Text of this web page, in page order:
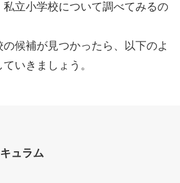
私立小学校について調べてみるの
の候補が見つかったら、以下のよ
いきましょう。
ュラム